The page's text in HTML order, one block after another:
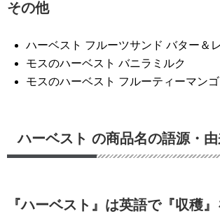
その他
ハーベスト フルーツサンド バター＆
モスのハーベスト バニラミルク
モスのハーベスト フルーティーマン
ハーベスト の商品名の語源・
『ハーベスト』は英語で『収穫